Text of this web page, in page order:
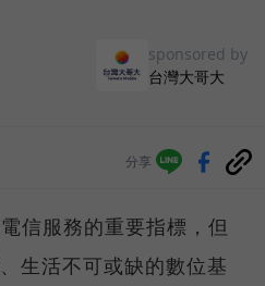
sponsored by
台灣大哥大
分享
信服務的重要指標，但
生活不可或缺的數位基